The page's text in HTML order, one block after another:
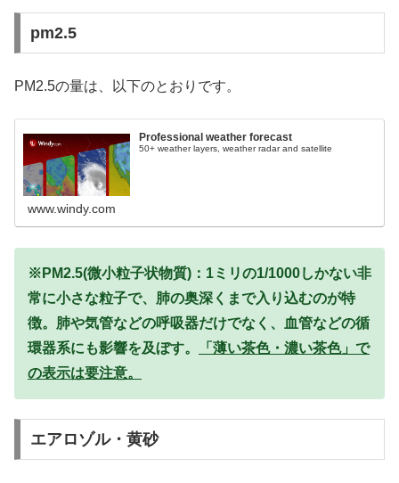
pm2.5
PM2.5の量は、以下のとおりです。
Professional weather forecast
50+ weather layers, weather radar and satellite
www.windy.com
※PM2.5(微小粒子状物質)：1ミリの1/1000しかない非
常に小さな粒子で、肺の奥深くまで入り込むのが特
徴。肺や気管などの呼吸器だけでなく、血管などの循
環器系にも影響を及ぼす。
「薄い茶色・濃い茶色」で
の表示は要注意。
エアロゾル・黄砂